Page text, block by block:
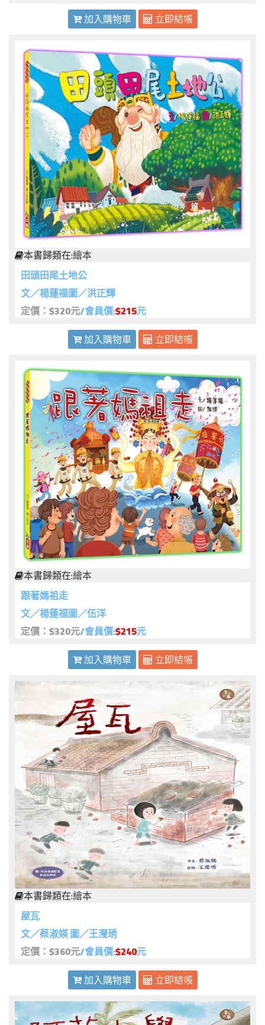
加入購物車
立即結帳
本書歸類在:繪本
田頭田尾土地公
文／楊蓮福圖／洪正輝
定價：$320元/會員價:$215元
加入購物車
立即結帳
本書歸類在:繪本
跟著媽祖走
文／楊蓮福圖／伍洋
定價：$320元/會員價:$215元
加入購物車
立即結帳
本書歸類在:繪本
屋瓦
文／蔡淑媖 圖／王瀅琇
定價：$360元/會員價:$240元
加入購物車
立即結帳